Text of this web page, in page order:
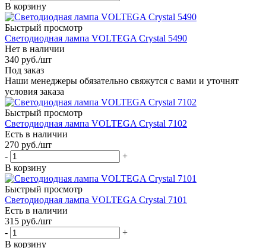
В корзину
Быстрый просмотр
Светодиодная лампа VOLTEGA Crystal 5490
Нет в наличии
340 руб./шт
Под заказ
Наши менеджеры обязательно свяжутся с вами и уточнят
условия заказа
Быстрый просмотр
Светодиодная лампа VOLTEGA Crystal 7102
Есть в наличии
270 руб./шт
-
+
В корзину
Быстрый просмотр
Светодиодная лампа VOLTEGA Crystal 7101
Есть в наличии
315 руб./шт
-
+
В корзину